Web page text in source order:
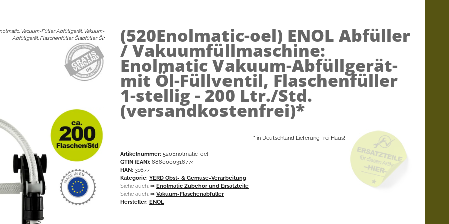
Vacuum-Füller, Abfüllgerät, Vakuum-
Abfüllgerät, Flaschenfüller, Ölabfüller, Öl: (520Enolmatic-oel) ENOL Abfüller
/ Vakuumfüllmaschine:
Enolmatic Vakuum-Abfüllgerät-
mit Öl-Füllventil, Flaschenfüller
1-stellig - 200 Ltr./Std.
(versandkostenfrei)*
* in Deutschland Lieferung frei Haus!
Artikelnummer: 520Enolmatic-oel
GTIN (EAN): 8880000316774
HAN: 31677
Kategorie: YERD Obst- & Gemüse-Verarbeitung
Siehe auch: ⇒ Enolmatic Zubehör und Ersatzteile
Siehe auch: ⇒ Vakuum-Flaschenabfüller
Hersteller: ENOL